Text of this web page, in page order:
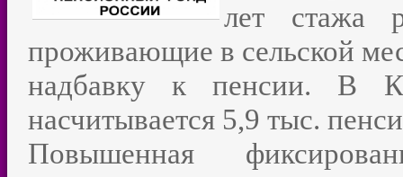
лет стажа
проживающие в сельской
надбавку к пенсии. В
насчитывается 5,9 тыс.
Повышенная